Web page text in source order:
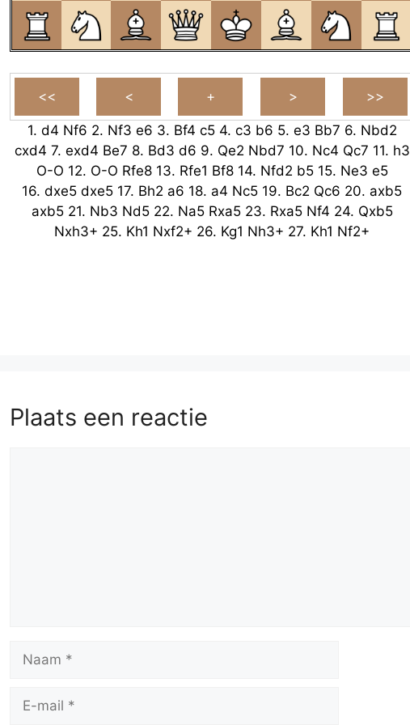
1. d4 Nf6 2. Nf3 e6 3. Bf4 c5 4. c3 b6 5. e3 Bb7 6. Nbd2
cxd4 7. exd4 Be7 8. Bd3 d6 9. Qe2 Nbd7 10. Nc4 Qc7 11. h3
O-O 12. O-O Rfe8 13. Rfe1 Bf8 14. Nfd2 b5 15. Ne3 e5
16. dxe5 dxe5 17. Bh2 a6 18. a4 Nc5 19. Bc2 Qc6 20. axb5
axb5 21. Nb3 Nd5 22. Na5 Rxa5 23. Rxa5 Nf4 24. Qxb5
Nxh3+ 25. Kh1 Nxf2+ 26. Kg1 Nh3+ 27. Kh1 Nf2+
Plaats een reactie
mail